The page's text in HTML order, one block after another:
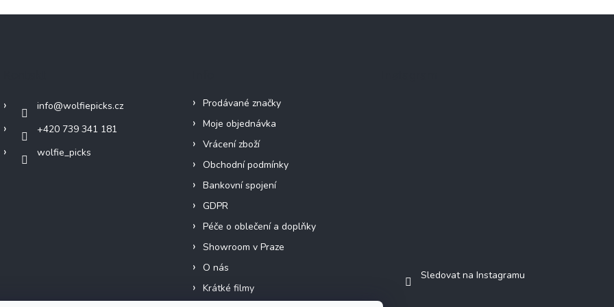
info@wolfiepicks.cz
+420 739 341 181
wolfie_picks
Prodávané značky
Moje objednávka
Vrácení zboží
Obchodní podmínky
Bankovní spojení
GDPR
Péče o oblečení a doplňky
Showroom v Praze
O nás
Krátké filmy
Sledovat na Instagramu